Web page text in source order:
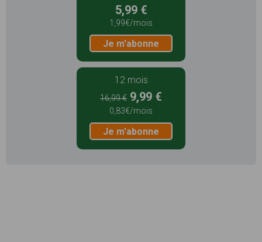
5,99 €
1,99€/mois
Je m'abonne
12 mois
16,99 € 9,99 €
0,83€/mois
Je m'abonne